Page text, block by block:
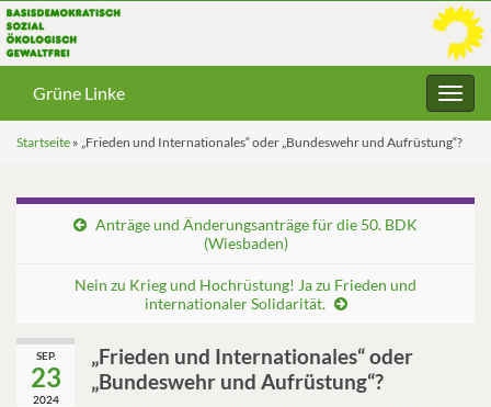
Grüne Linke
Startseite » „Frieden und Internationales“ oder „Bundeswehr und Aufrüstung“?
Anträge und Änderungsanträge für die 50. BDK
(Wiesbaden)
Nein zu Krieg und Hochrüstung! Ja zu Frieden und
internationaler Solidarität.
SEP.
23
2024
„Frieden und Internationales“ oder
„Bundeswehr und Aufrüstung“?